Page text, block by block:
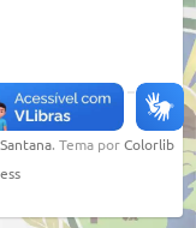
. Tema porColorlib